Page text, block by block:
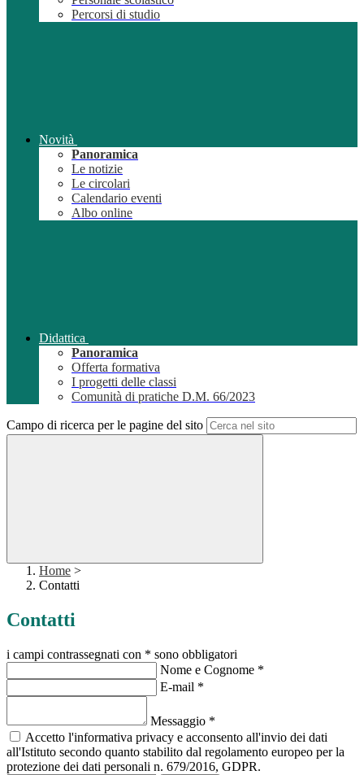
Percorsi di studio
Novità
Panoramica
Le notizie
Le circolari
Calendario eventi
Albo online
Didattica
Panoramica
Offerta formativa
I progetti delle classi
Comunità di pratiche D.M. 66/2023
Campo di ricerca per le pagine del sito
Home >
Contatti
Contatti
i campi contrassegnati con * sono obbligatori
Nome e Cognome *
E-mail *
Messaggio *
Accetto l'informativa privacy e acconsento all'invio dei dati
all'Istituto secondo quanto stabilito dal regolamento europeo per la
protezione dei dati personali n. 679/2016, GDPR.